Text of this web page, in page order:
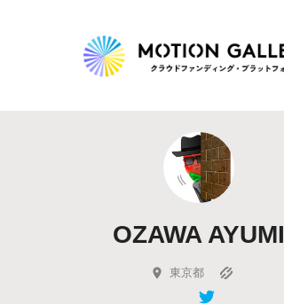
Highlight
新着プロジェクト
Feature
キュレーターから探す
OZAWA AYUMI
東京都